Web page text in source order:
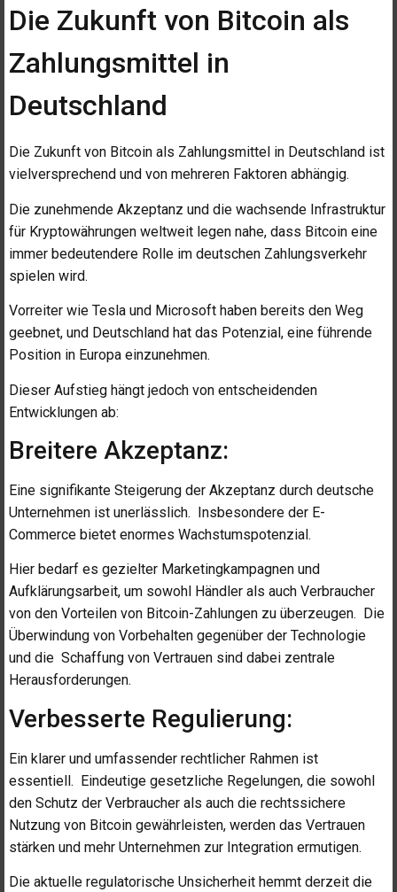
Die Zukunft von Bitcoin als
Zahlungsmittel in
Deutschland
Die Zukunft von Bitcoin als Zahlungsmittel in Deutschland ist
vielversprechend und von mehreren Faktoren abhängig.
Die zunehmende Akzeptanz und die wachsende Infrastruktur
für Kryptowährungen weltweit legen nahe, dass Bitcoin eine
immer bedeutendere Rolle im deutschen Zahlungsverkehr
spielen wird.
Vorreiter wie Tesla und Microsoft haben bereits den Weg
geebnet, und Deutschland hat das Potenzial, eine führende
Position in Europa einzunehmen.
Dieser Aufstieg hängt jedoch von entscheidenden
Entwicklungen ab:
Breitere Akzeptanz:
Eine signifikante Steigerung der Akzeptanz durch deutsche
Unternehmen ist unerlässlich. Insbesondere der E-
Commerce bietet enormes Wachstumspotenzial.
Hier bedarf es gezielter Marketingkampagnen und
Aufklärungsarbeit, um sowohl Händler als auch Verbraucher
von den Vorteilen von Bitcoin-Zahlungen zu überzeugen. Die
Überwindung von Vorbehalten gegenüber der Technologie
und die Schaffung von Vertrauen sind dabei zentrale
Herausforderungen.
Verbesserte Regulierung:
Ein klarer und umfassender rechtlicher Rahmen ist
essentiell. Eindeutige gesetzliche Regelungen, die sowohl
den Schutz der Verbraucher als auch die rechtssichere
Nutzung von Bitcoin gewährleisten, werden das Vertrauen
stärken und mehr Unternehmen zur Integration ermutigen.
Die aktuelle regulatorische Unsicherheit hemmt derzeit die